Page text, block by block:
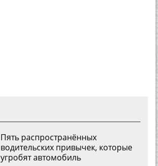
Пять распространённых
водительских привычек, которые
угробят автомобиль